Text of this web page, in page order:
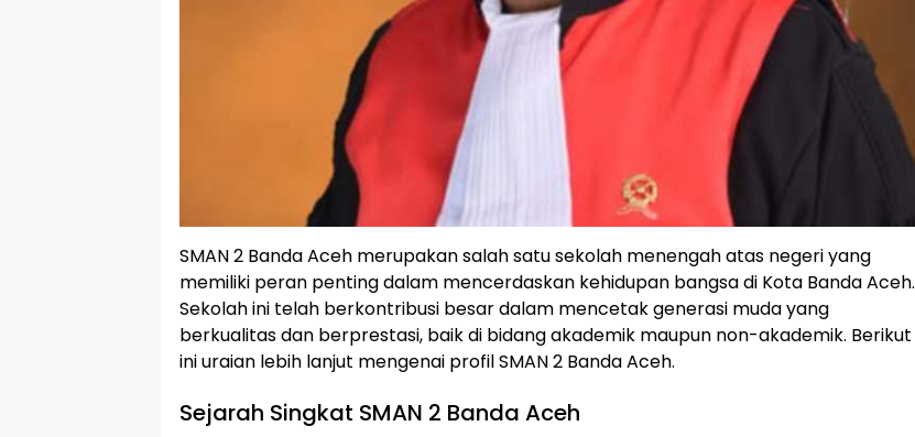
SMAN 2 Banda Aceh merupakan salah satu sekolah menengah atas negeri yang
memiliki peran penting dalam mencerdaskan kehidupan bangsa di Kota Banda Aceh.
Sekolah ini telah berkontribusi besar dalam mencetak generasi muda yang
berkualitas dan berprestasi, baik di bidang akademik maupun non-akademik. Berikut
ini uraian lebih lanjut mengenai profil SMAN 2 Banda Aceh.
Sejarah Singkat SMAN 2 Banda Aceh